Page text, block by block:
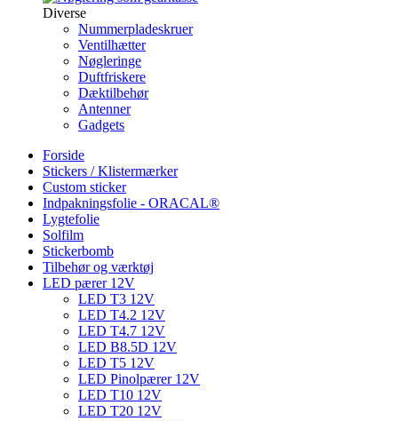
Diverse
Nummerpladeskruer
Ventilhætter
Nøgleringe
Duftfriskere
Dæktilbehør
Antenner
Gadgets
Forside
Stickers / Klistermærker
Custom sticker
Indpakningsfolie - ORACAL®
Lygtefolie
Solfilm
Stickerbomb
Tilbehør og værktøj
LED pærer 12V
LED T3 12V
LED T4.2 12V
LED T4.7 12V
LED B8.5D 12V
LED T5 12V
LED Pinolpærer 12V
LED T10 12V
LED T20 12V